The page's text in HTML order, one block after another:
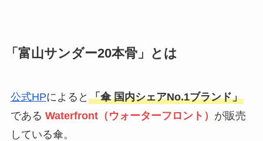
ト証券
ド
メルカリ
↓招待コード
楽天フリマ
↓招待コード
「富山サンダー20本骨」とは
公式HPによると 「傘 国内シェアNo.1ブランド」
である Waterfront（ウォーターフロント） が販売
している傘。